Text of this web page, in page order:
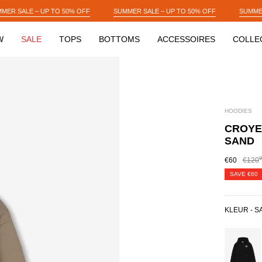
SUMMER SALE – UP TO 50% OFF SUMMER SALE – UP TO 50% OFF
SALE TOPS BOTTOMS ACCESSOIRES
HOODIES
SAND
€60 €120
SAVE €60
KLEUR -
BLACK